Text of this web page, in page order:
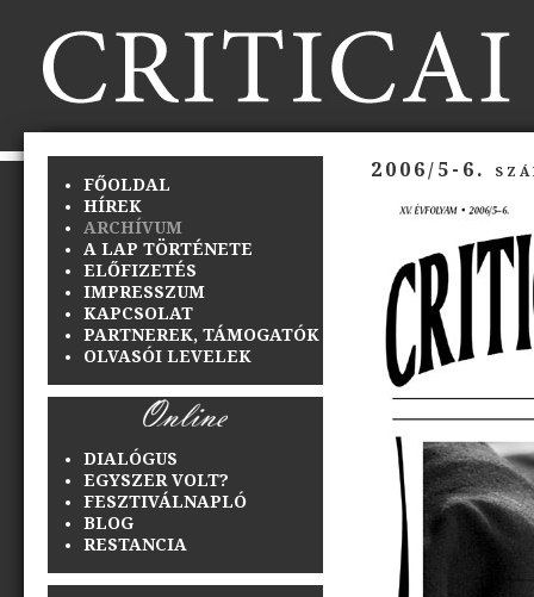
FŐOLDAL
HÍREK
ARCHÍVUM
A LAP TÖRTÉNETE
ELŐFIZETÉS
IMPRESSZUM
KAPCSOLAT
PARTNEREK, TÁMOGATÓK
OLVASÓI LEVELEK
DIALÓGUS
EGYSZER VOLT?
FESZTIVÁLNAPLÓ
BLOG
RESTANCIA
2006/5-6.